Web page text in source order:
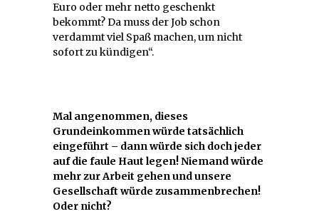
Euro oder mehr netto geschenkt
bekommt? Da muss der Job schon
verdammt viel Spaß machen, um nicht
sofort zu kündigen“.
Mal angenommen, dieses
Grundeinkommen würde tatsächlich
eingeführt – dann würde sich doch jeder
auf die faule Haut legen! Niemand würde
mehr zur Arbeit gehen und unsere
Gesellschaft würde zusammenbrechen!
Oder nicht?